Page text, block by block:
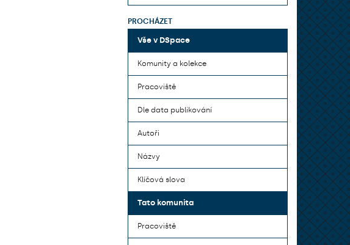
PROCHÁZET
Vše v DSpace
Komunity a kolekce
Pracoviště
Dle data publikování
Autoři
Názvy
Klíčová slova
Tato komunita
Pracoviště